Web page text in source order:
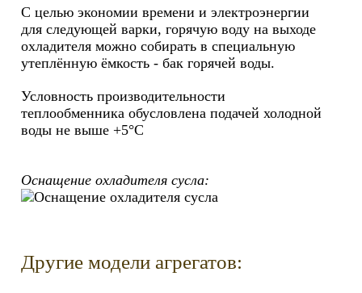
С целью экономии времени и электроэнергии
для следующей варки, горячую воду на выходе
охладителя можно собирать в специальную
утеплённую ёмкость - бак горячей воды.
Условность производительности
теплообменника обусловлена подачей холодной
воды не выше +5°C
Оснащение охладителя сусла:
Другие модели агрегатов: